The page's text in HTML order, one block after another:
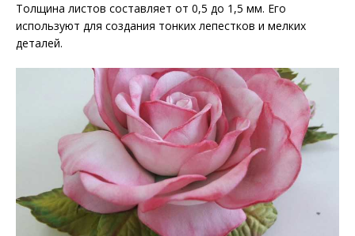
Толщина листов составляет от 0,5 до 1,5 мм. Его
используют для создания тонких лепестков и мелких
деталей.